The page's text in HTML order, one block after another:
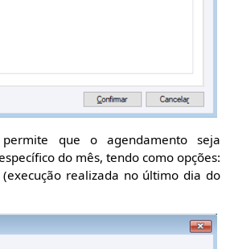
que o agendamento seja
do mês, tendo como opções:
realizada no último dia do